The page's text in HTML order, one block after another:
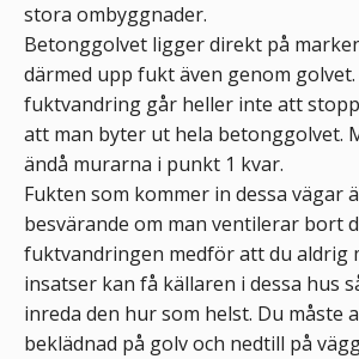
stora ombyggnader.
Betonggolvet ligger direkt på
därmed upp fukt även genom
fuktvandring går heller inte att
att man byter ut hela betonggolvet.
ändå murarna i punkt 1 kvar.
Fukten som kommer in dessa vägar
besvärande om man ventilerar bort
fuktvandringen medför att du aldrig
insatser kan få källaren i dessa hus
inreda den hur som helst. Du måste
beklädnad på golv och nedtill på